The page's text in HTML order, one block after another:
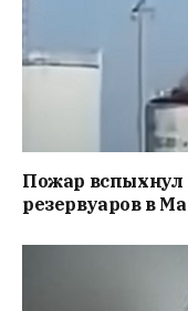
Пожар вспыхнул
резервуаров в